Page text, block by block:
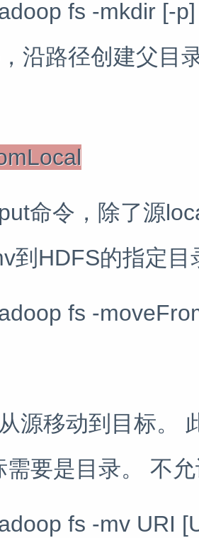
fs -mkdir [-
沿路径创建父目
命令，除了源
到HDFS的指定目
fs -
源移动到目标。
需要是目录。 不
fs -mv URI